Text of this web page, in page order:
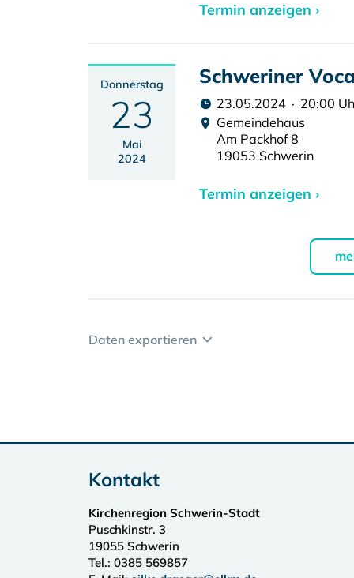
Termin anzeigen ›
Donnerstag
23
Mai
2024
Schweriner
23.05.2024 · 20:00
Gemeindehaus
Am Packhof 8
19053 Schwerin
Termin anzeigen ›
Daten exportieren
Kontakt
Kirchenregion Schwerin-Stadt
Puschkinstr. 3
19055 Schwerin
Tel.: 0385 569857